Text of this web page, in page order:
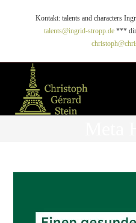
Kontakt: talents and characters
talents@ingrid-stropp.de***